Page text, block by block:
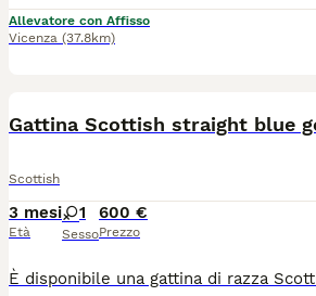
Allevatore con Affisso
Vicenza (37.8km)
Gattina Scottish straight blue
Scottish
3 mesi
Età
1
Sesso
600 €
Prezzo